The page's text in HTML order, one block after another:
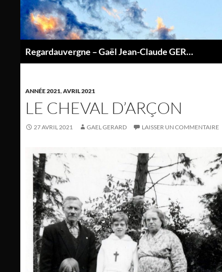
contenu
Regardauvergne – Gaël Jean-Claude GERARD
ANNÉE 2021,AVRIL 2021
LE CHEVAL D’ARÇON
27 AVRIL 2021 GAEL GERARD LAISSER UN COMMENTAIRE